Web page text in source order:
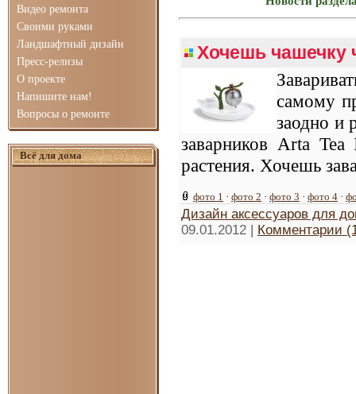
Видео ремонта
Своими руками
Ландшафтный дизайн
Пресс-релизы
О проекте
Напишите нам!
Вопросы о ремонте
Всё для дома
Хочешь чашечку
самому
заодно и
заварников Arta
растения. Хочешь
фото 1 · фото 2 · фото 3 · фото 4 ·
Дизайн аксессуаров для
09.01.2012 | Комментарии